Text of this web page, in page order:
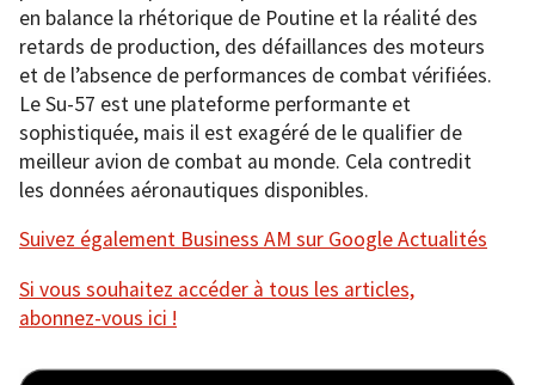
en balance la rhétorique de Poutine et la réalité des
retards de production, des défaillances des moteurs
et de l’absence de performances de combat vérifiées.
Le Su-57 est une plateforme performante et
sophistiquée, mais il est exagéré de le qualifier de
meilleur avion de combat au monde. Cela contredit
les données aéronautiques disponibles.
Suivez également Business AM sur Google Actualités
Si vous souhaitez accéder à tous les articles,
abonnez-vous ici !